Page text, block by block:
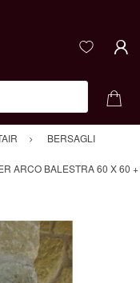
BERSAGLI
ARCO BALESTRA 60 X 60 +